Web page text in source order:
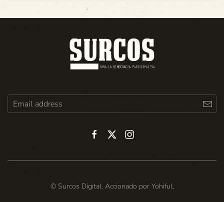
© Surcos Digital. Accionado por Yohiful.